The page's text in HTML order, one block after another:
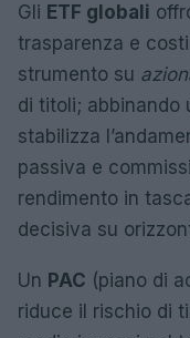
Gli ETF globali
trasparenza e
strumento su
di titoli; abbinando
stabilizza
passiva e
rendimento in
decisiva su
Un PAC (piano di
riduce il rischio di